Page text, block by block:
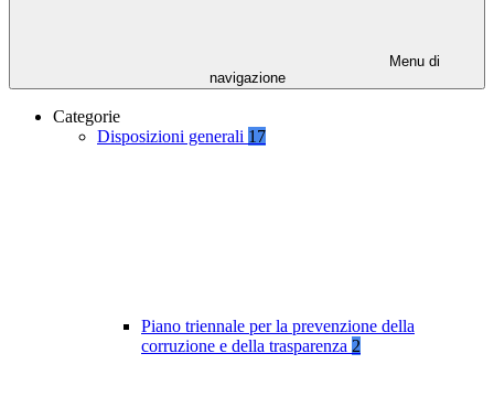
Menu di
navigazione
Categorie
Disposizioni generali 17
Piano triennale per la prevenzione della
corruzione e della trasparenza 2